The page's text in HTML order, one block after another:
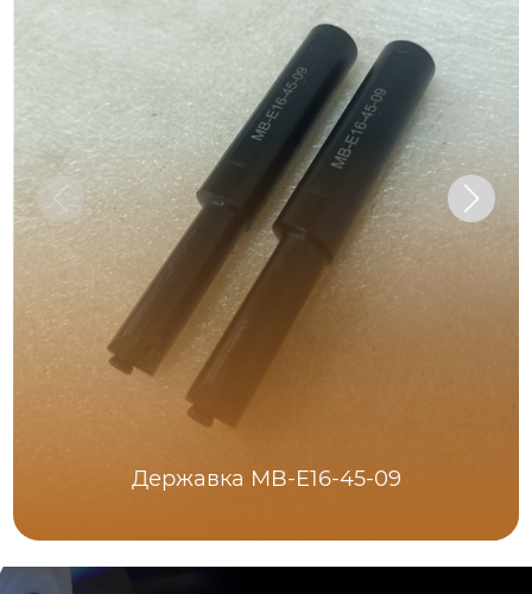
Державка MB-E16-45-09